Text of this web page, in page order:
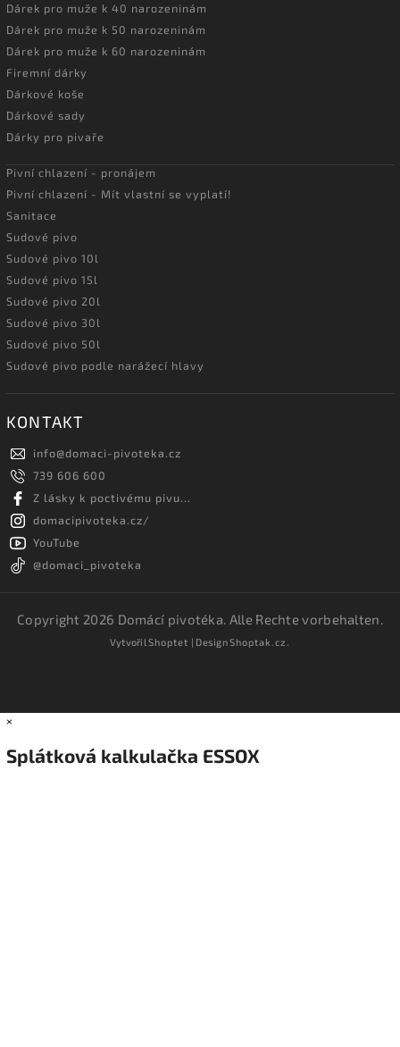
Dárek pro muže k 40 narozeninám
Dárek pro muže k 50 narozeninám
Dárek pro muže k 60 narozeninám
Firemní dárky
Dárkové koše
Dárkové sady
Dárky pro pivaře
Pivní chlazení - pronájem
Pivní chlazení - Mít vlastní se vyplatí!
Sanitace
Sudové pivo
Sudové pivo 10l
Sudové pivo 15l
Sudové pivo 20l
Sudové pivo 30l
Sudové pivo 50l
Sudové pivo podle narážecí hlavy
KONTAKT
info@domaci-pivoteka.cz
739 606 600
Z lásky k poctivému pivu...
domacipivoteka.cz/
YouTube
@domaci_pivoteka
Copyright 2026 Domácí pivotéka. Alle Rechte vorbehalten.
VytvořilShoptet | DesignShoptak.cz.
×
Splátková kalkulačka ESSOX